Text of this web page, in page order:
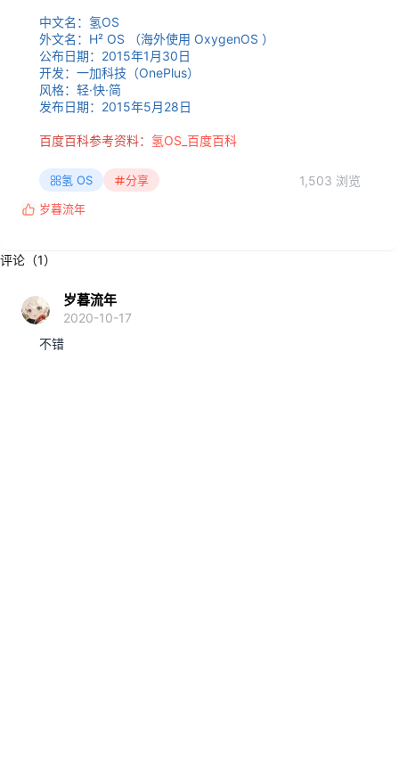
中文名：氢OS
外文名：H² OS （海外使用 OxygenOS ）
公布日期：2015年1月30日
开发：一加科技（OnePlus）
风格：轻·快·简
发布日期：2015年5月28日
百度百科参考资料： 氢OS_百度百科
氢 OS 分享 1,503 浏览
反 岁暮流年
评论（1）
岁暮流年
2020-10-17
不错